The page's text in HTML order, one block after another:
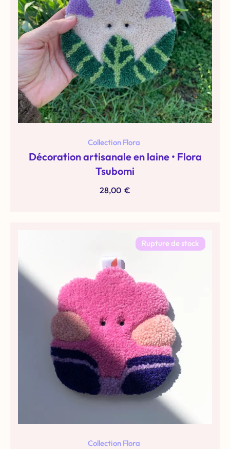
Collection Flora
Décoration artisanale en laine • Flora
Tsubomi
28,00€
Rupture de stock
Collection Flora